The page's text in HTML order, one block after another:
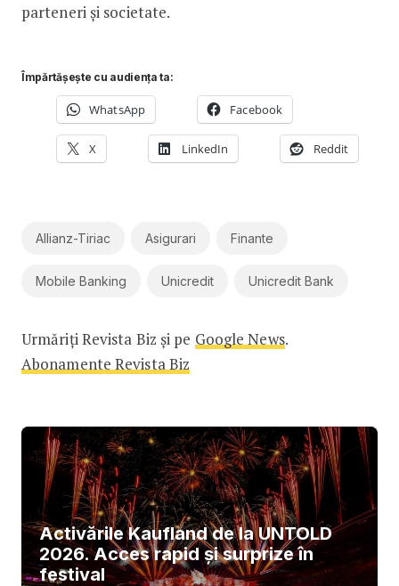
parteneri și societate.
Împărtășește cu audiența ta:
WhatsApp Facebook
X LinkedIn Reddit
Allianz-Tiriac Asigurari Finante
Mobile Banking Unicredit Unicredit Bank
Urmăriți Revista Biz și pe Google News.
Abonamente Revista Biz
Activările Kaufland de la UNTOLD
2026. Acces rapid și surprize în
festival